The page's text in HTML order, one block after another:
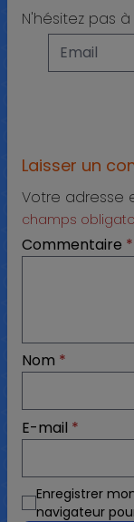
N'hésitez pas
Laisser un
Votre adresse
champs
Commentaire *
Nom *
E-mail *
Enregistrer
navigateur